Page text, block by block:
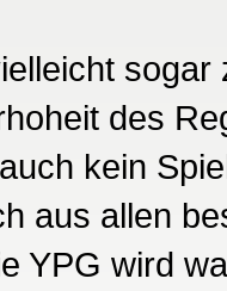
des
kein
aus allen
YPG wird